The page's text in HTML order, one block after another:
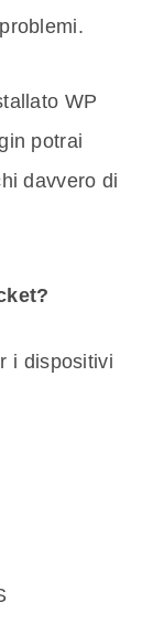
WP
potrai
davvero di
i dispositivi